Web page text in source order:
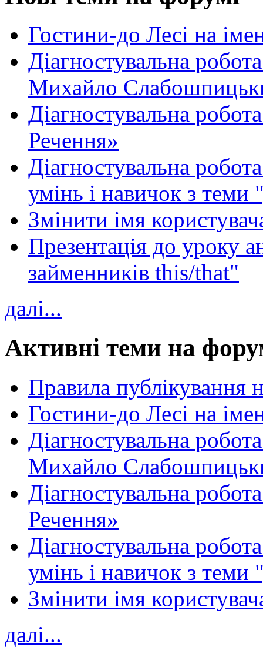
Гостини-до Лесі на
Діагностувальна
Михайло
Діагностувальна
Речення»
Діагностувальна
умінь і навичок з теми
Змінити імя
Презентація до уроку
займенників this/that"
далі...
Активні теми на
Правила публікування
Гостини-до Лесі на
Діагностувальна
Михайло
Діагностувальна
Речення»
Діагностувальна
умінь і навичок з теми
Змінити імя
далі...